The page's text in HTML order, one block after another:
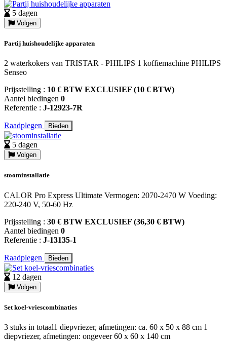
5 dagen
Volgen
Partij huishoudelijke apparaten
2 waterkokers van TRISTAR - PHILIPS 1 koffiemachine PHILIPS
Senseo
Prijsstelling : 10 € BTW EXCLUSIEF (10 € BTW)
Aantel biedingen 0
Referentie : J-12923-7R
Raadplegen Bieden
5 dagen
Volgen
stoominstallatie
CALOR Pro Express Ultimate Vermogen: 2070-2470 W Voeding:
220-240 V, 50-60 Hz
Prijsstelling : 30 € BTW EXCLUSIEF (36,30 € BTW)
Aantel biedingen 0
Referentie : J-13135-1
Raadplegen Bieden
12 dagen
Volgen
Set koel-vriescombinaties
3 stuks in totaal1 diepvriezer, afmetingen: ca. 60 x 50 x 88 cm 1
diepvriezer, afmetingen: ongeveer 60 x 60 x 140 cm